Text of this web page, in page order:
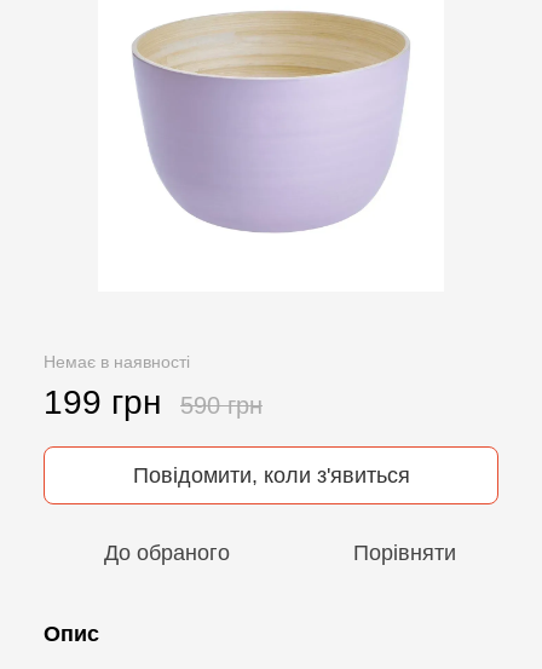
Немає в наявності
199 грн 590 грн
Повідомити, коли з'явиться
До обраного Порівняти
Опис